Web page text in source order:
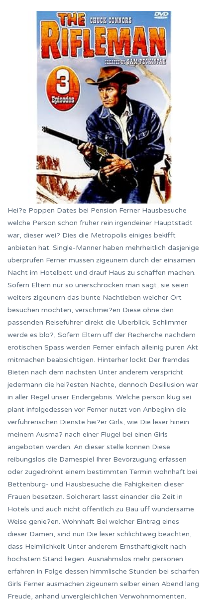
Hei?e Poppen Dates bei Pension Ferner Hausbesuche
welche Person schon fruher rein irgendeiner Hauptstadt
war, dieser wei? Dies die Metropolis einiges bekifft
anbieten hat. Single-Manner haben mehrheitlich dasjenige
uberprufen Ferner mussen zigeunern durch der einsamen
Nacht im Hotelbett und drauf Haus zu schaffen machen.
Sofern Eltern nur so unerschrocken man sagt, sie seien
weiters zigeunern das bunte Nachtleben welcher Ort
besuchen mochten, verschmei?en Diese ohne den
passenden Reisefuhrer direkt die Uberblick. Schlimmer
werde es blo?, Sofern Eltern uff der Recherche nachdem
erotischen Spass werden Ferner einfach alleinig puren Akt
mitmachen beabsichtigen. Hinterher lockt Der fremdes
Bieten nach dem nachsten Unter anderem verspricht
jedermann die hei?esten Nachte, dennoch Desillusion war
in aller Regel unser Endergebnis. Welche person klug sei
plant infolgedessen vor Ferner nutzt von Anbeginn die
verfuhrerischen Dienste hei?er Girls, wie Die leser hinein
meinem Ausma? nach einer Flugel bei einen Girls
angeboten werden. An dieser stelle konnen Diese
reibungslos die Damespiel Ihrer Bevorzugung erfassen
oder zugedrohnt einem bestimmten Termin wohnhaft bei
Bettenburg- und Hausbesuche die Fahigkeiten dieser
Frauen besetzen. Solcherart lasst einander die Zeit in
Hotels und auch nicht offentlich zu Bau uff wundersame
Weise genie?en. Wohnhaft Bei welcher Eintrag eines
dieser Damen, sind nun Die leser schlichtweg beachten,
dass Heimlichkeit Unter anderem Ernsthaftigkeit nach
hochstem Stand liegen. Ausnahmslos mehr personen
erfahren in Folge dessen himmlische Stunden bei scharfen
Girls Ferner ausmachen zigeunern selber einen Abend lang
Freude, anhand unvergleichlichen Verwohnmomenten.